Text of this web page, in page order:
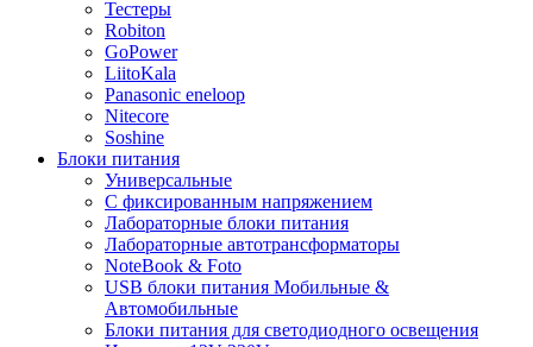
Тестеры
Robiton
GoPower
LiitoKala
Panasonic eneloop
Nitecore
Soshine
Блоки питания
Универсальные
C фиксированным напряжением
Лабораторные блоки питания
Лабораторные автотрансформаторы
NoteBook & Foto
USB блоки питания Мобильные &
Автомобильные
Блоки питания для светодиодного освещения